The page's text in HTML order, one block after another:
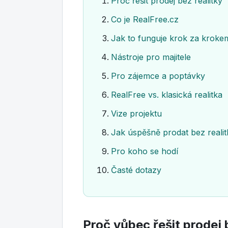
Co je RealFree.cz
Jak to funguje krok za
Nástroje pro majitele
Pro zájemce a poptávky
RealFree vs. klasická realitka
Vize projektu
Jak úspěšně prodat bez
Pro koho se hodí
Časté dotazy
Proč vůbec řešit prodej